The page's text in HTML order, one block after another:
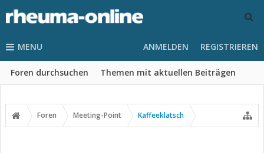
MENU
Foren durchsuchen Themen mit aktuellen Beiträgen
ANMELDEN REGISTRIEREN
Foren Meeting-Point Kaffeeklatsch